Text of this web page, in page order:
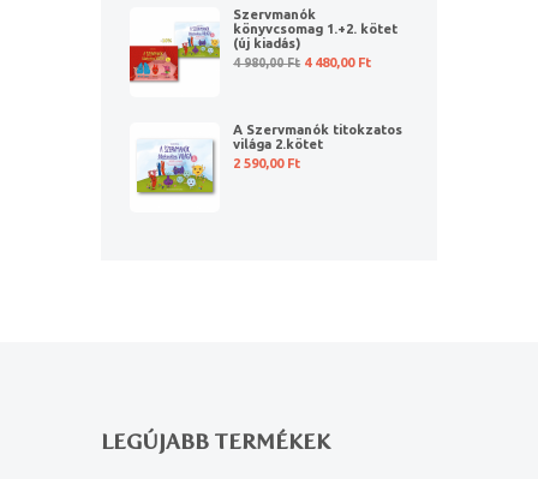
Szervmanók
könyvcsomag 1.+2. kötet
(új kiadás)
4 980,00Ft 4 480,00 Ft
A Szervmanók titokzatos
világa 2.kötet
2 590,00 Ft
LEGÚJABB TERMÉKEK